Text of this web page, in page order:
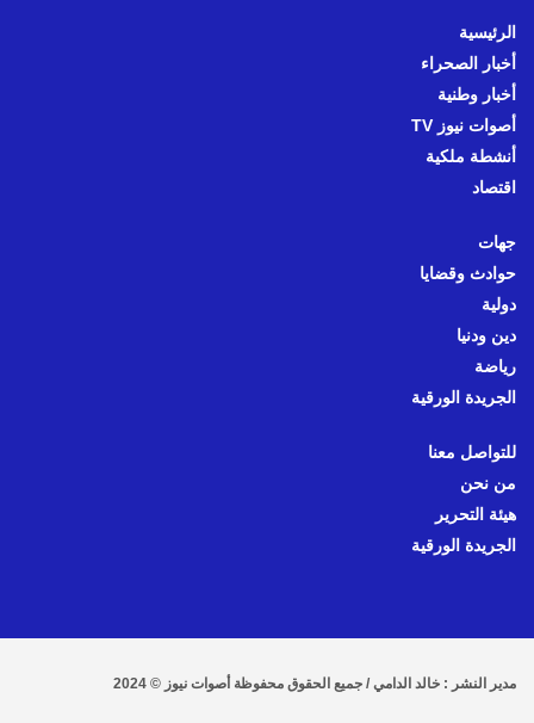
الرئيسية
أخبار الصحراء
أخبار وطنية
أصوات نيوز TV
أنشطة ملكية
اقتصاد
جهات
حوادث وقضايا
دولية
دين ودنيا
رياضة
الجريدة الورقية
للتواصل معنا
من نحن
هيئة التحرير
الجريدة الورقية
مدير النشر : خالد الدامي / جميع الحقوق محفوظة أصوات نيوز © 2024